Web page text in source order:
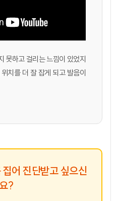
못하고 걸리는 느낌이 있었지
치를 더 잘 잡게 되고 발음이
어 진단받고 싶으신
?